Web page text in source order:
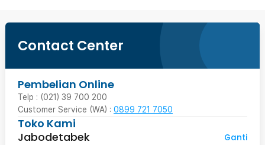
Contact Center
Pembelian Online
Telp : (021) 39 700 200
Customer Service (WA) : 0899 721 7050
Toko Kami
Jabodetabek
Ganti